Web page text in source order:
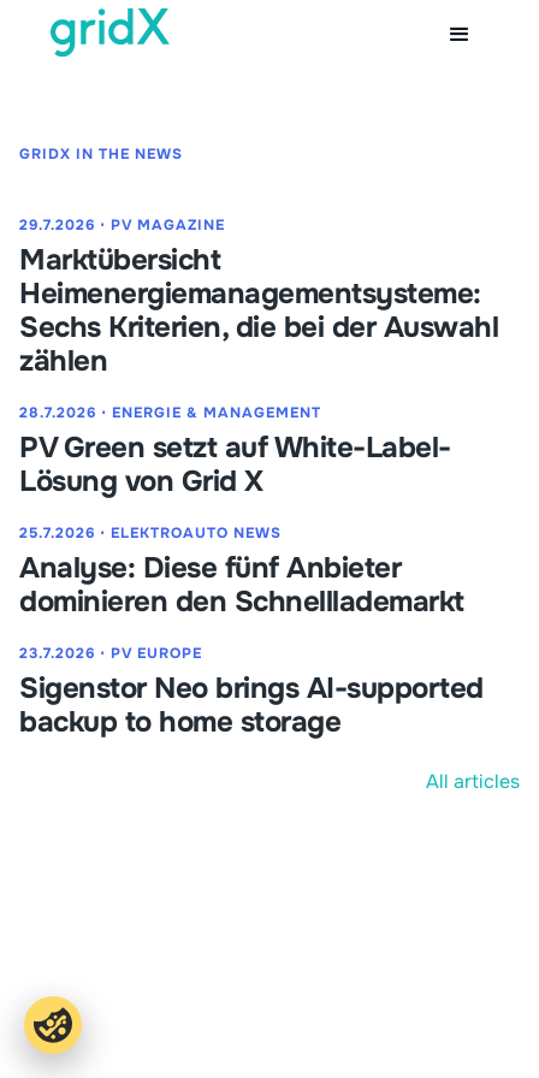
GRIDX IN THE NEWS
29.7.2026 ⋅ PV MAGAZINE
Marktübersicht
Heimenergiemanagementsysteme:
Sechs Kriterien, die bei der Auswahl
zählen
28.7.2026 ⋅ ENERGIE & MANAGEMENT
PV Green setzt auf White-Label-
Lösung von Grid X
25.7.2026 ⋅ ELEKTROAUTO NEWS
Analyse: Diese fünf Anbieter
dominieren den Schnelllademarkt
23.7.2026 ⋅ PV EUROPE
Sigenstor Neo brings AI-supported
backup to home storage
All articles